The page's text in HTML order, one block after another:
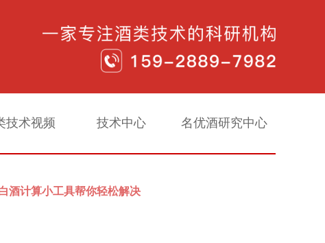
技术视频 技术中心 名优酒研究中心
酒计算小工具帮你轻松解决